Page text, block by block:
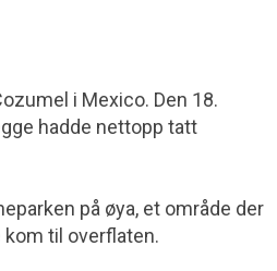
i Mexico. Den 18.
hadde nettopp tatt
på øya, et område der
kom til overflaten.